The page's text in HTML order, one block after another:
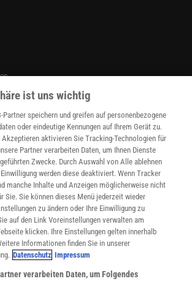
Onlinewerbung
ist uns wichtig
-Partner speichern und greifen auf personenbezogene
oder eindeutige Kennungen auf Ihrem Gerät zu.
Akzeptieren aktivieren Sie Tracking-Technologien für
Partner verarbeiten Daten, um Ihnen Dienste
Zwecke. Durch Auswahl von Alle ablehnen
werden diese deaktiviert. Wenn Tracker
manche Inhalte und Anzeigen möglicherweise nicht
Sie. Sie können dieses Menü jederzeit wieder
zu ändern oder Ihre Einwilligung zu
auf den Link Voreinstellungen verwalten am
klicken. Ihre Einstellungen gelten innerhalb
Informationen finden Sie in unserer
Datenschutz Impressum
verarbeiten Daten, um Folgendes